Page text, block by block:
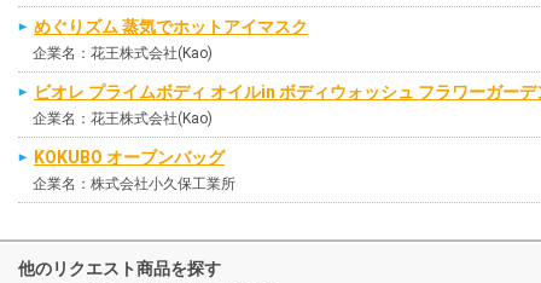
めぐりズム 蒸気でホットアイマスク
企業名：花王株式会社(Kao)
ビオレ プライムボディ オイルin ボディウォッシュ フラワーガーデ
企業名：花王株式会社(Kao)
KOKUBO オーブンバッグ
企業名：株式会社小久保工業所
他のリクエスト商品を探す